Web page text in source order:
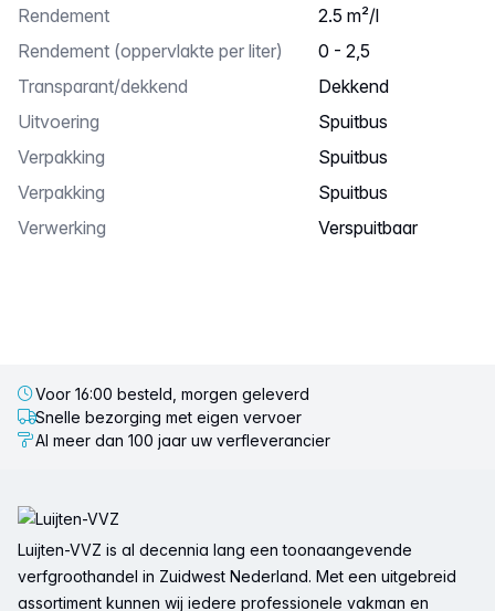
Rendement
2.5 m²/l
rendement (oppervlakte per liter)
0 - 2,5
transparant/dekkend
dekkend
Uitvoering
spuitbus
verpakking
spuitbus
Verpakking
spuitbus
verwerking
verspuitbaar
Voor 16:00 besteld, morgen geleverd
Snelle bezorging met eigen vervoer
Al meer dan 100 jaar uw verfleverancier
Luijten-VVZ is al decennia lang een toonaangevende
verfgroothandel in Zuidwest Nederland. Met een uitgebreid
assortiment kunnen wij iedere professionele vakman en